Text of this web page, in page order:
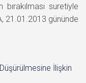
bırakılması suretiyle
21.01.2013 gününde
İlişkin